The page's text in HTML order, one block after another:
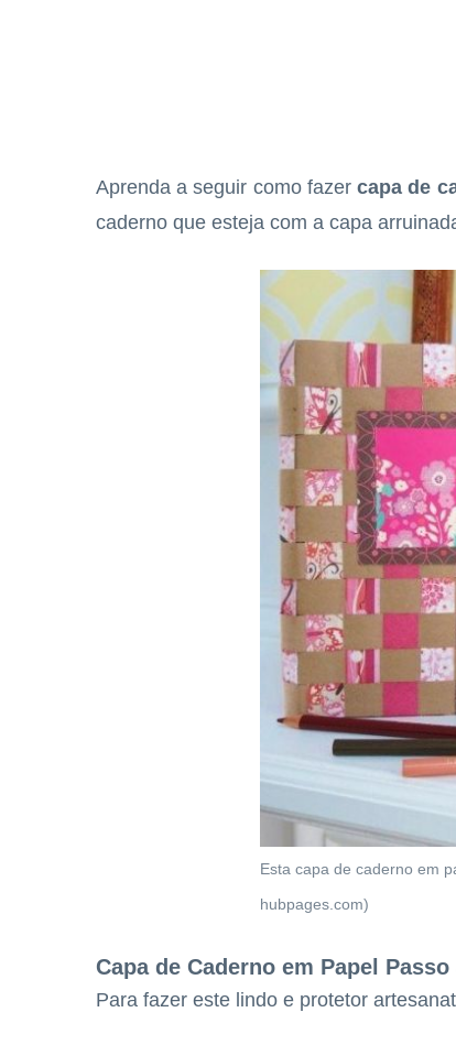
Aprenda a seguir como fazercapa de
caderno que esteja com a capa
Esta capa de caderno em
hubpages.com)
Capa de Caderno em Papel Passo
Para fazer este lindo e protetor